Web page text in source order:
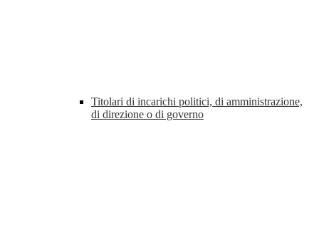
Titolari di incarichi politici, di amministrazione,
di direzione o di governo